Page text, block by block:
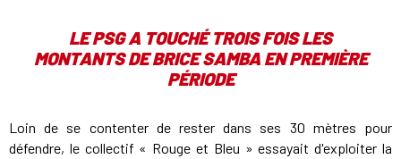
LE PSG A TOUCHÉ TROIS FOIS LES
MONTANTS DE BRICE SAMBA EN PREMIÈRE
PÉRIODE
Loin de se contenter de rester dans ses 30 mètres pour
défendre, le collectif « Rouge et Bleu » essayait d'exploiter la